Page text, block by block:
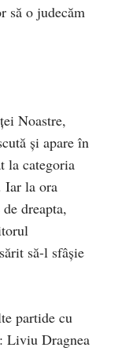
să o judecăm
Noastre,
și apare în
la categoria
Iar la ora
dreapta,
să-l sfâșie
partide cu
Liviu Dragnea